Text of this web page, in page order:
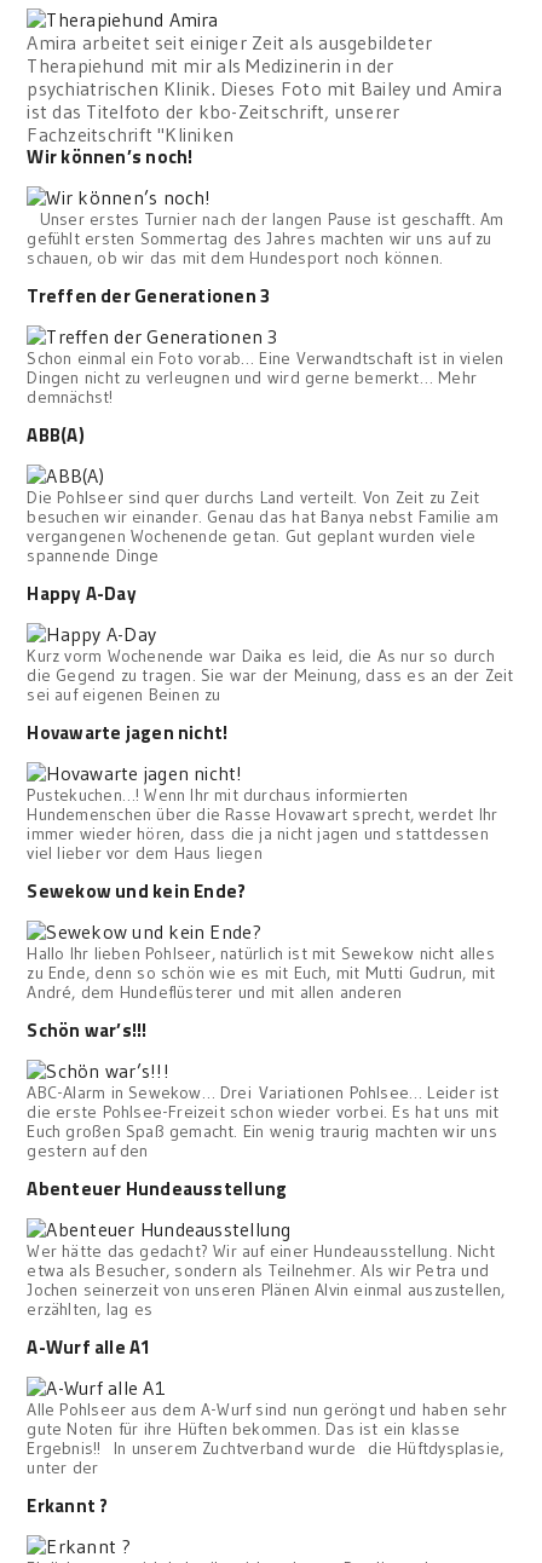
Amira arbeitet seit einiger Zeit als ausgebildeter
Therapiehund mit mir als Medizinerin in der
psychiatrischen Klinik. Dieses Foto mit Bailey und Amira
ist das Titelfoto der kbo-Zeitschrift, unserer
Fachzeitschrift "Kliniken
Wir können’s noch!
Unser erstes Turnier nach der langen Pause ist geschafft. Am
gefühlt ersten Sommertag des Jahres machten wir uns auf zu
schauen, ob wir das mit dem Hundesport noch können.
Treffen der Generationen 3
Schon einmal ein Foto vorab… Eine Verwandtschaft ist in vielen
Dingen nicht zu verleugnen und wird gerne bemerkt… Mehr
demnächst!
ABB(A)
Die Pohlseer sind quer durchs Land verteilt. Von Zeit zu Zeit
besuchen wir einander. Genau das hat Banya nebst Familie am
vergangenen Wochenende getan. Gut geplant wurden viele
spannende Dinge
Happy A-Day
Kurz vorm Wochenende war Daika es leid, die As nur so durch
die Gegend zu tragen. Sie war der Meinung, dass es an der Zeit
sei auf eigenen Beinen zu
Hovawarte jagen nicht!
Pustekuchen…! Wenn Ihr mit durchaus informierten
Hundemenschen über die Rasse Hovawart sprecht, werdet Ihr
immer wieder hören, dass die ja nicht jagen und stattdessen
viel lieber vor dem Haus liegen
Sewekow und kein Ende?
Hallo Ihr lieben Pohlseer, natürlich ist mit Sewekow nicht alles
zu Ende, denn so schön wie es mit Euch, mit Mutti Gudrun, mit
André, dem Hundeflüsterer und mit allen anderen
Schön war’s!!!
ABC-Alarm in Sewekow… Drei Variationen Pohlsee… Leider ist
die erste Pohlsee-Freizeit schon wieder vorbei. Es hat uns mit
Euch großen Spaß gemacht. Ein wenig traurig machten wir uns
gestern auf den
Abenteuer Hundeausstellung
Wer hätte das gedacht? Wir auf einer Hundeausstellung. Nicht
etwa als Besucher, sondern als Teilnehmer. Als wir Petra und
Jochen seinerzeit von unseren Plänen Alvin einmal auszustellen,
erzählten, lag es
A-Wurf alle A1
Alle Pohlseer aus dem A-Wurf sind nun geröngt und haben sehr
gute Noten für ihre Hüften bekommen. Das ist ein klasse
Ergebnis!! In unserem Zuchtverband wurde die Hüftdysplasie,
unter der
Erkannt ?